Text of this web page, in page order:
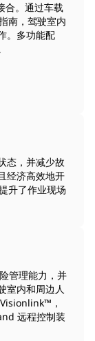
合。通过车载
南，驾驶室内
。多功能配
态，并减少故
经济高效地开
升了作业现场
管理能力，并
室内和周边人
，
远程控制装